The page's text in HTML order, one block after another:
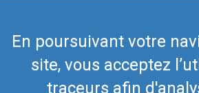
En poursuivant votre
site, vous acceptez
traceurs afin
Nous contacter
Téléphone Europe+352 26441835
Téléphone US/Canada418-592-8862